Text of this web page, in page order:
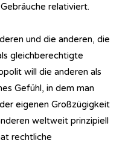
relativiert.
und die anderen, die
gleichberechtigte
will die anderen als
Gefühl, in dem man
eigenen Großzügigkeit
weltweit prinzipiell
rechtliche